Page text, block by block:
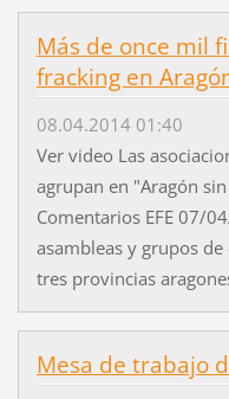
Más de once mil
fracking en
08.04.2014 01:40
Ver video Las
agrupan en "Aragón
Comentarios EFE 07/
asambleas y grupos
tres provincias
Mesa de trabajo